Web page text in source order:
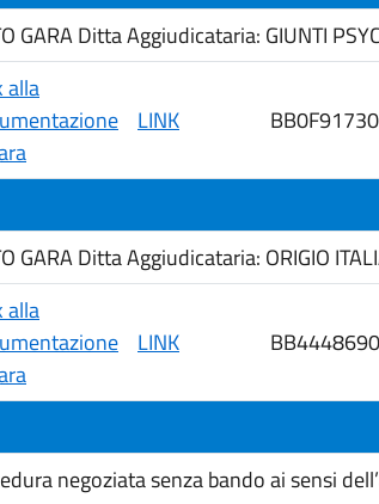
GARA Ditta Aggiudicataria: GIUNTI
alla
LINK
GARA Ditta Aggiudicataria: ORIGIO
alla
LINK
negoziata senza bando ai sensi